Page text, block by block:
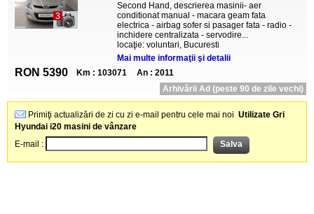
3
Second Hand, descrierea masinii- aer
conditionat manual - macara geam fata
electrica - airbag sofer si pasager fata - radio -
inchidere centralizata - servodire...
locaţie: voluntari, Bucuresti
Mai multe informaţii şi detalii
RON 5390 Km : 103071
An : 2011
Arhivării Ad (peste 90 de zile vechi)
Primiţi actualizări de zi cu zi e-mail pentru cele mai noi Utilizate Gri
Hyundai i20 masini de vânzare
E-mail :